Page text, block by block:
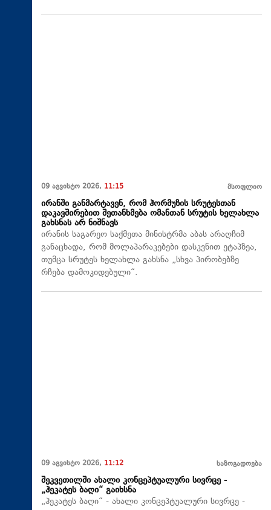
09 აგვისტო 2026, 11:15 მსოფლიო
ირანში განმარტავენ, რომ ჰორმუზის სრუტესთან
დაკავშირებით შეთანხმება ომანთან სრუტის ხელახლა
გახსნას არ ნიშნავს
ირანის საგარეო საქმეთა მინისტრმა აბას არაღჩიმ
განაცხადა, რომ მოლაპარაკებები დასკვნით ეტაპზეა,
თუმცა სრუტეს ხელახლა გახსნა „სხვა პირობებზე
რჩება დამოკიდებული“.
09 აგვისტო 2026, 11:12 საზოგადოება
შეკვეთილში ახალი კონცეპტუალური სივრცე -
„ჰეკატეს ბაღი“ გაიხსნა
„ჰეკატეს ბაღი“ - ახალი კონცეპტუალური სივრცე -